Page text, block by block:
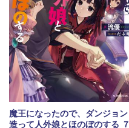
魔王になったので、ダンジョン
造って人外娘とほのぼのする ７